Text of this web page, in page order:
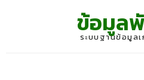
ข้อมูล
ระบบฐานข้อมูล